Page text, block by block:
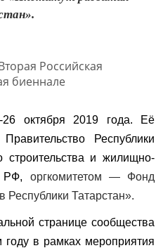
26 октября 2019 года. Её
Республики
строительства и жилищно-
РФ, оргкомитетом — Фонд
Республики Татарстан».
странице сообщества
в рамках мероприятия